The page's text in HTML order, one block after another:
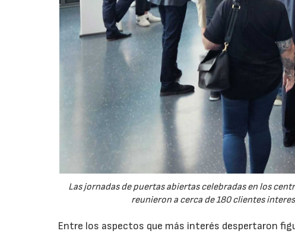
Las jornadas de puertas abiertas celebradas en los
reunieron a cerca de 180 clientes
Entre los aspectos que más interés despertaron